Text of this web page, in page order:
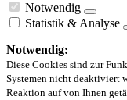
Notwendig
Statistik & Analyse
Notwendig:
Diese Cookies sind zur
Systemen nicht deaktiviert
Reaktion auf von Ihnen